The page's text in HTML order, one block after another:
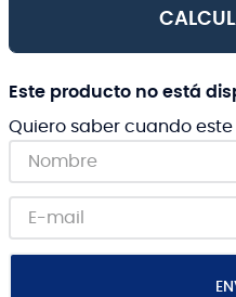
Este producto no está
Quiero saber cuando